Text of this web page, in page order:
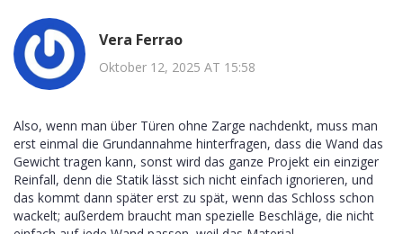
Vera Ferrao
Oktober 12, 2025 AT 15:58
Also, wenn man über Türen ohne Zarge nachdenkt, muss man
erst einmal die Grundannahme hinterfragen, dass die Wand das
Gewicht tragen kann, sonst wird das ganze Projekt ein einziger
Reinfall, denn die Statik lässt sich nicht einfach ignorieren, und
das kommt dann später erst zu spät, wenn das Schloss schon
wackelt; außerdem braucht man spezielle Beschläge, die nicht